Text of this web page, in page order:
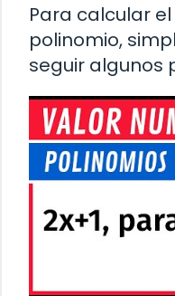
Para calcular
polinomio,
seguir algunos